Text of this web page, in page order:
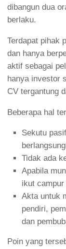
dibangun dua
berlaku.
Terdapat pihak
dan hanya
aktif sebagai
hanya investor
CV tergantung
Beberapa hal
Sekutu
Tidak ada
Apabila
ikut campur
Akta untuk
pendiri,
dan
Poin yang